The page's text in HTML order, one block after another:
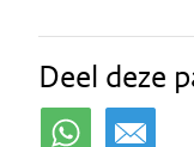
Deel deze